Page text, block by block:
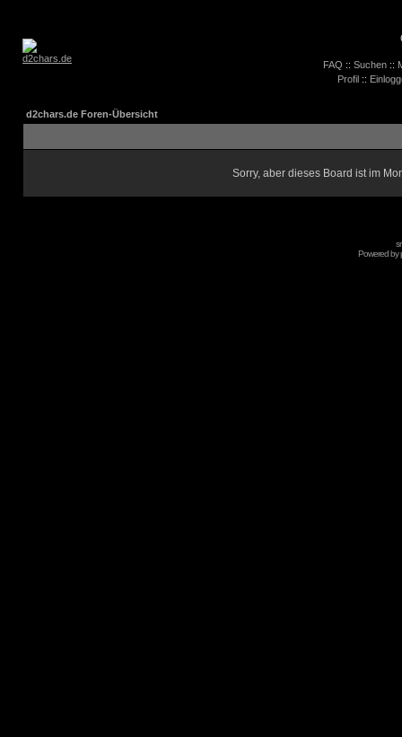
FAQ :: Suchen ::
Profil::
d2chars.de Foren-Übersicht
Sorry, aber dieses Board ist im
Powered by